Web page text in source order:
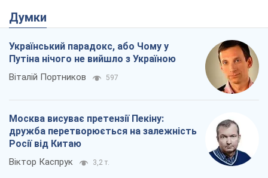
Думки
Український парадокс, або Чому у
Путіна нічого не вийшло з Україною
Віталій Портников 597
Москва висуває претензії Пекіну:
дружба перетворюється на залежність
Росії від Китаю
Віктор Каспрук 3,2 т.